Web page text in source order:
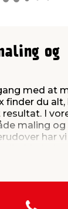
og
med at
finder du alt,
I
maling og
har
uden at
hårdt nok i